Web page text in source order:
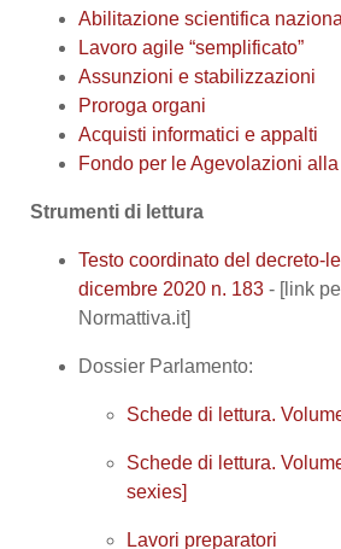
Abilitazione scientifica
Lavoro agile “semplificato”
Assunzioni e stabilizzazioni
Proroga organi
Acquisti informatici e appalti
Fondo per le Agevolazioni
Strumenti di lettura
Testo coordinato del decreto-
dicembre 2020 n. 183 - [link
Normattiva.it]
Dossier Parlamento:
Schede di lettura.
Schede di lettura.
sexies]
Lavori preparatori